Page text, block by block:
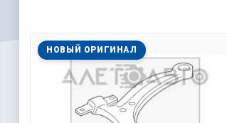
НОВЫЙ ОРИГИНАЛ